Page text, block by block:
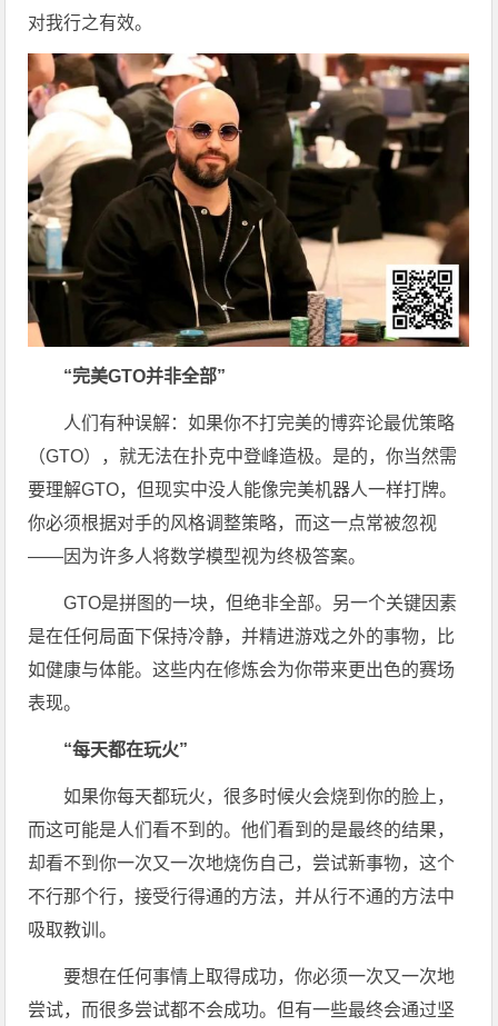
对我行之有效。
“完美GTO并非全部”
人们有种误解：如果你不打完美的博弈论最优策略
（GTO），就无法在扑克中登峰造极。是的，你当然需
要理解GTO，但现实中没人能像完美机器人一样打牌。
你必须根据对手的风格调整策略，而这一点常被忽视
——因为许多人将数学模型视为终极答案。
GTO是拼图的一块，但绝非全部。另一个关键因素
是在任何局面下保持冷静，并精进游戏之外的事物，比
如健康与体能。这些内在修炼会为你带来更出色的赛场
表现。
“每天都在玩火”
如果你每天都玩火，很多时候火会烧到你的脸上，
而这可能是人们看不到的。他们看到的是最终的结果，
却看不到你一次又一次地烧伤自己，尝试新事物，这个
不行那个行，接受行得通的方法，并从行不通的方法中
吸取教训。
要想在任何事情上取得成功，你必须一次又一次地
尝试，而很多尝试都不会成功。但有一些最终会通过坚